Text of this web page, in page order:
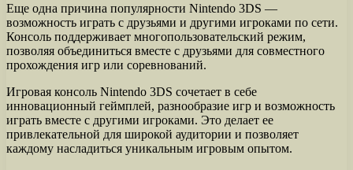
Еще одна причина популярности Nintendo 3DS —
возможность играть с друзьями и другими игроками по сети.
Консоль поддерживает многопользовательский режим,
позволяя объединиться вместе с друзьями для совместного
прохождения игр или соревнований.
Игровая консоль Nintendo 3DS сочетает в себе
инновационный геймплей, разнообразие игр и возможность
играть вместе с другими игроками. Это делает ее
привлекательной для широкой аудитории и позволяет
каждому насладиться уникальным игровым опытом.